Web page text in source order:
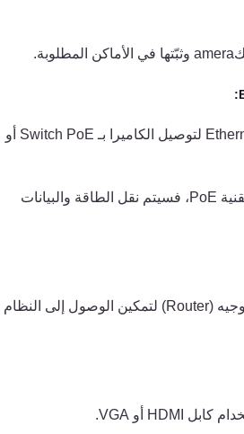
استخدم كابل Ethernet (Cat6) لتوصيل الكاميرا بـ Switch PoE أو
إذا كانت الكاميرا تدعم تقنية PoE، فسيتم نقل الطاقة والبيانات
قم بربط NVR بجهاز التوجيه (Router) لتمكين الوصول إلى النظام